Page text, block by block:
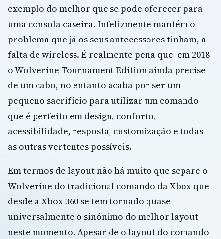
exemplo do melhor que se pode oferecer para
uma consola caseira. Infelizmente mantém o
problema que já os seus antecessores tinham, a
falta de wireless. É realmente pena que em 2018
o Wolverine Tournament Edition ainda precise
de um cabo, no entanto acaba por ser um
pequeno sacrifício para utilizar um comando
que é perfeito em design, conforto,
acessibilidade, resposta, customização e todas
as outras vertentes possíveis.
Em termos de layout não há muito que separe o
Wolverine do tradicional comando da Xbox que
desde a Xbox 360 se tem tornado quase
universalmente o sinónimo do melhor layout
neste momento. Apesar de o layout do comando